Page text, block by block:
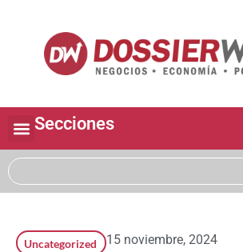
Secciones
Uncategorized 15 noviembre, 2024